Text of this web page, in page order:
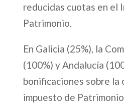
reducidas cuotas en el
Patrimonio.
En Galicia (25%), la
(100%) y Andalucía
bonificaciones sobre
impuesto de